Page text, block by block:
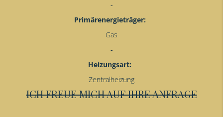
Primärenergieträger:
Gas
Heizungsart:
Zentralheizung
ICH FREUE MICH AUF IHRE ANFRAGE